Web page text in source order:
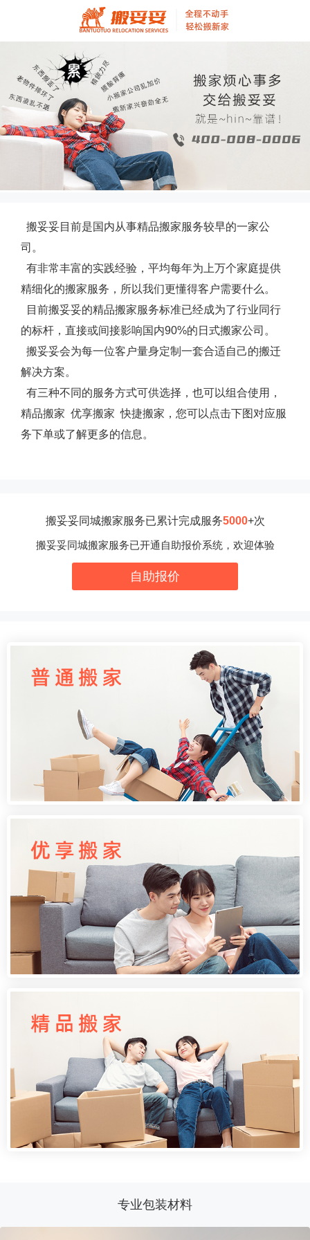
搬妥妥目前是国内从事精品搬家服务较早的一家公
司。
有非常丰富的实践经验，平均每年为上万个家庭提供
精细化的搬家服务，所以我们更懂得客户需要什么。
目前搬妥妥的精品搬家服务标准已经成为了行业同行
的标杆，直接或间接影响国内90%的日式搬家公司。
搬妥妥会为每一位客户量身定制一套合适自己的搬迁
解决方案。
有三种不同的服务方式可供选择，也可以组合使用，
精品搬家 优享搬家 快捷搬家， 您可以点击下图对应服
务下单或了解更多的信息。
搬妥妥同城搬家服务已累计完成服务5000+次
搬妥妥同城搬家服务已开通自助报价系统，欢迎体验
自助报价
专业包装材料